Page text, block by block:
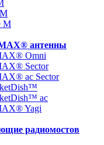
M
антенны
Omni
Sector
ac Sector
ac
Yagi
радиомостов